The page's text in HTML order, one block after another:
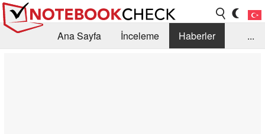
Ana Sayfa İnceleme
Haberler
...